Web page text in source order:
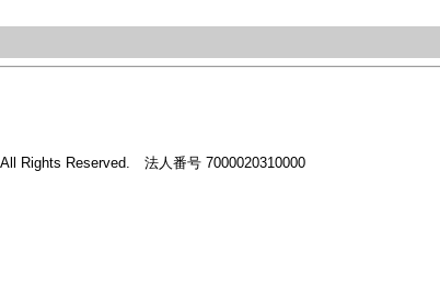
Rights Reserved. 法人番号 7000020310000